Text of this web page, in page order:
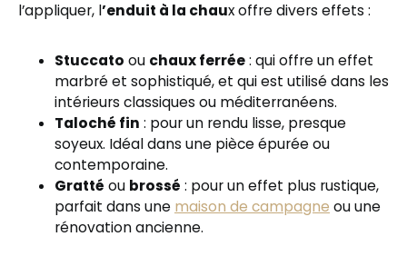
l’appliquer, l’enduit à la chaux offre divers effets :
Stuccato ou chaux ferrée: qui offre un effet
marbré et sophistiqué, et qui est utilisé dans les
intérieurs classiques ou méditerranéens.
Taloché fin : pour un rendu lisse, presque
soyeux. Idéal dans une pièce épurée ou
contemporaine.
Gratté ou brossé : pour un effet plus rustique,
parfait dans une maison de campagne ou une
rénovation ancienne.